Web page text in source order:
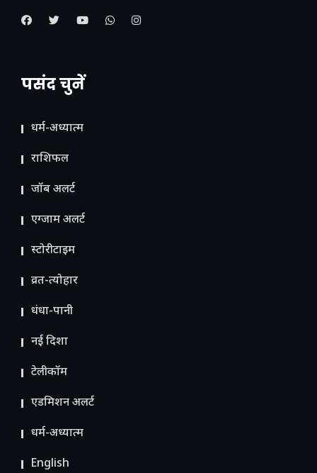
पसंद चुनें
धर्म-अध्यात्म
राशिफल
जॉब अलर्ट
एग्जाम अलर्ट
स्टोरीटाइम
व्रत-त्योहार
धंधा-पानी
नई दिशा
टेलीकॉम
ए​डमिशन अलर्ट
धर्म-अध्यात्म
English